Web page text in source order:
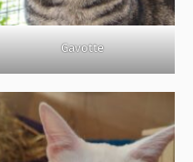
Gavotte